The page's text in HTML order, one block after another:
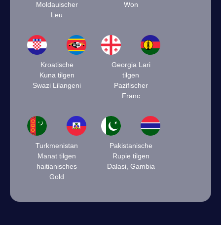
Moldauischer
Leu
Won
Kroatische
Kuna tilgen
Swazi Lilangeni
Georgia Lari
tilgen
Pazifischer
Franc
Turkmenistan
Manat tilgen
haitianisches
Gold
Pakistanische
Rupie tilgen
Dalasi, Gambia